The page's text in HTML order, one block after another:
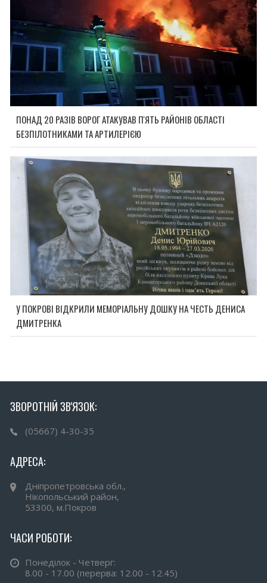
ПОНАД 20 РАЗІВ ВОРОГ АТАКУВАВ П'ЯТЬ РАЙОНІВ ОБЛАСТІ
БЕЗПІЛОТНИКАМИ ТА АРТИЛЕРІЄЮ
У ПОКРОВІ ВІДКРИЛИ МЕМОРІАЛЬНУ ДОШКУ НА ЧЕСТЬ ДЕНИСА
ДМИТРЕНКА
ЗВОРОТНІЙ ЗВ'ЯЗОК:
(05667) 4-30-35
АДРЕСА:
Дніпропетровська обл.,
Нікопольський район,
53300, м.Покров
ЧАСИ РОБОТИ:
Понеділок - Четверг:
8.00 - 17.00 (перерва: 12.00 - 12.45)